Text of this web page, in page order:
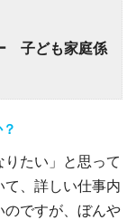
子ども家庭係
たい」と思って
、詳しい仕事内
ですが、ぼんや